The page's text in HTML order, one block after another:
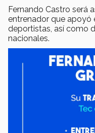
Fernando Castro será
entrenador que apoyó
deportistas, así como
nacionales.